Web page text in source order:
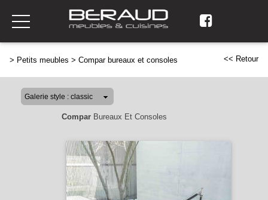
> Petits meubles > Compar bureaux et consoles << Retour
ComparBureaux Et Consoles